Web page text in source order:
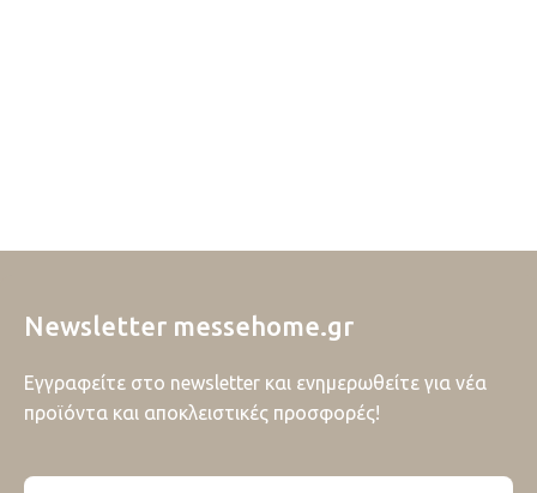
Newsletter messehome.gr
Εγγραφείτε στο newsletter και ενημερωθείτε για νέα
προϊόντα και αποκλειστικές προσφορές!